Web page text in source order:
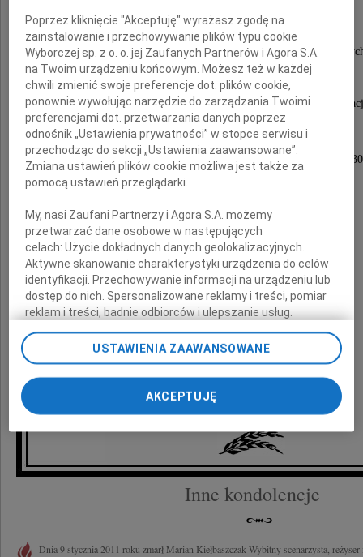
Od wielu lat związany ze studiem Se-ma-for.
Laureat licznych nagród na festiwalach
Trudno przecenić Jego zasługi dla rozwoju polskiej
Uroczystość pogrzebowa odbędzie się
w piątek 14 stycznia 2011 roku o godzinie 13.30
na Cmentarzu Komunalnym na Zarzewiu
przy ulicy Przybyszewskiego 325 w Łodzi.
Rodzinie Zmarłego
składamy wyrazy szczerego współczucia
Prezes i Zarząd Główny
Inne kondolencje
Dnia 9 stycznia 2011 roku zmarł Marian Kiełbaszczak Wybitny scenarzysta,
Poprzez kliknięcie "Akceptuję" wyrażasz zgodę na
zainstalowanie i przechowywanie plików typu cookie
Wyborczej sp. z o. o. jej Zaufanych Partnerów i Agora S.A.
na Twoim urządzeniu końcowym. Możesz też w każdej
chwili zmienić swoje preferencje dot. plików cookie,
ponownie wywołując narzędzie do zarządzania Twoimi
preferencjami dot. przetwarzania danych poprzez
odnośnik „Ustawienia prywatności” w stopce serwisu i
przechodząc do sekcji „Ustawienia zaawansowane”.
Zmiana ustawień plików cookie możliwa jest także za
pomocą ustawień przeglądarki.
My, nasi Zaufani Partnerzy i Agora S.A. możemy
przetwarzać dane osobowe w następujących
celach:Użycie dokładnych danych geolokalizacyjnych.
Aktywne skanowanie charakterystyki urządzenia do celów
identyfikacji. Przechowywanie informacji na urządzeniu lub
dostęp do nich. Spersonalizowane reklamy i treści, pomiar
reklam i treści, badnie odbiorców i ulepszanie usług.
USTAWIENIA ZAAWANSOWANE
AKCEPTUJĘ